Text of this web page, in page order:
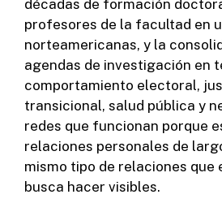
décadas de formación
profesores de la facultad en
norteamericanas, y la
agendas de investigación en
comportamiento electoral,
transicional, salud pública y
redes que funcionan porque
relaciones personales de
mismo tipo de relaciones que
busca hacer visibles.